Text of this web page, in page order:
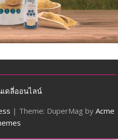
ดลี่ออนไลน์
| Theme: DuperMag by Acme